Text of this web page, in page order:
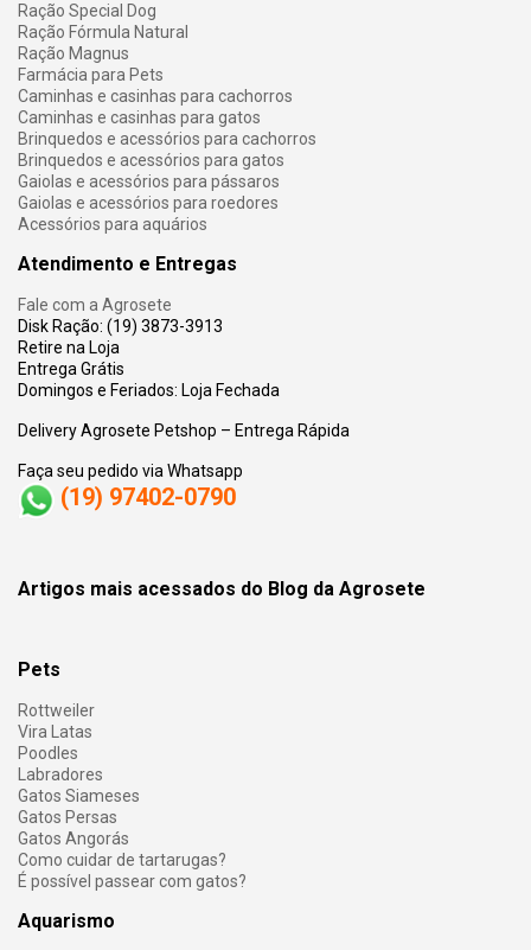
Ração Special Dog
Ração Fórmula Natural
Ração Magnus
Farmácia para Pets
Caminhas e casinhas para cachorros
Caminhas e casinhas para gatos
Brinquedos e acessórios para cachorros
Brinquedos e acessórios para gatos
Gaiolas e acessórios para pássaros
Gaiolas e acessórios para roedores
Acessórios para aquários
Atendimento e Entregas
Fale com a Agrosete
Disk Ração: (19) 3873-3913
Retire na Loja
Entrega Grátis
Domingos e Feriados: Loja Fechada
Delivery Agrosete Petshop – Entrega Rápida
Faça seu pedido via Whatsapp
(19) 97402-0790
Artigos mais acessados do Blog da Agrosete
Pets
Rottweiler
Vira Latas
Poodles
Labradores
Gatos Siameses
Gatos Persas
Gatos Angorás
Como cuidar de tartarugas?
É possível passear com gatos?
Aquarismo